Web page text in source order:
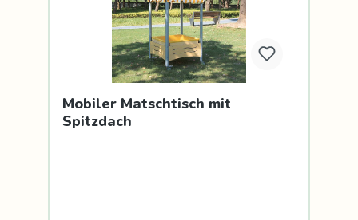
Mobiler Matschtisch mit
Spitzdach